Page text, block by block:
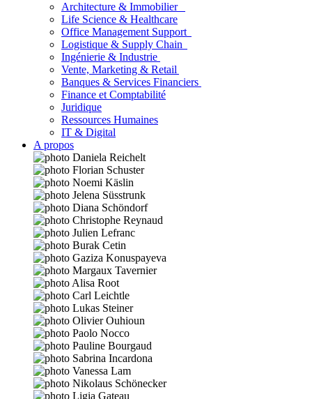
Architecture & Immobilier
Life Science & Healthcare
Office Management Support
Logistique & Supply Chain
Ingénierie & Industrie
Vente, Marketing & Retail
Banques & Services Financiers
Finance et Comptabilité
Juridique
Ressources Humaines
IT & Digital
A propos